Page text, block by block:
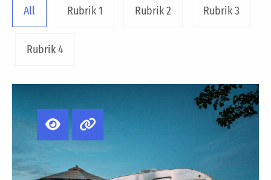
All Rubrik 1 Rubrik 2 Rubrik 3
Rubrik 4